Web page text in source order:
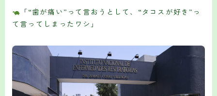
「“歯が痛い”って言おうとして、“タコスが好き”っ
て言ってしまったワシ」